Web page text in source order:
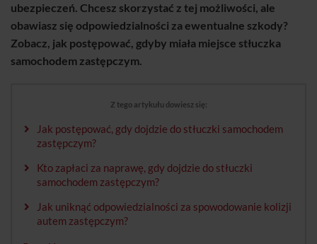
ubezpieczeń. Chcesz skorzystać z tej możliwości, ale
obawiasz się odpowiedzialności za ewentualne szkody?
Zobacz, jak postępować, gdyby miała miejsce stłuczka
samochodem zastępczym.
Z tego artykułu dowiesz się:
Jak postępować, gdy dojdzie do stłuczki samochodem
zastępczym?
Kto zapłaci za naprawę, gdy dojdzie do stłuczki
samochodem zastępczym?
Jak uniknąć odpowiedzialności za spowodowanie kolizji
autem zastępczym?